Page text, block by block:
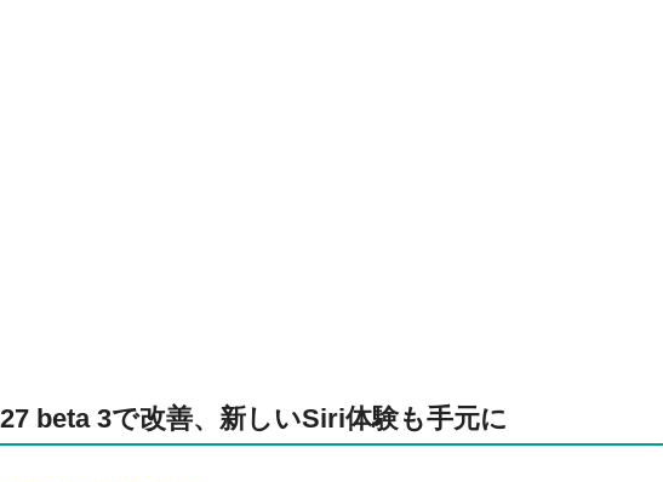
beta 3で改善、新しいSiri体験も手元に